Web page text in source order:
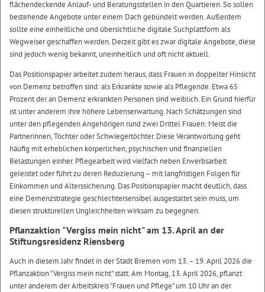
flächendeckende Anlauf- und Beratungsstellen in den Quartieren. So sollen
bestehende Angebote unter einem Dach gebündelt werden. Außerdem
sollte eine einheitliche und übersichtliche digitale Suchplattform als
Wegweiser geschaffen werden. Derzeit gibt es zwar digitale Angebote, diese
sind jedoch wenig bekannt, uneinheitlich und oft nicht aktuell.
Das Positionspapier arbeitet zudem heraus, dass Frauen in doppelter Hinsicht
von Demenz betroffen sind: als Erkrankte sowie als Pflegende. Etwa 65
Prozent der an Demenz erkrankten Personen sind weiblich. Ein Grund hierfür
ist unter anderem ihre höhere Lebenserwartung. Nach Schätzungen sind
unter den pflegenden Angehörigen rund zwei Drittel Frauen: Meist die
Partnerinnen, Töchter oder Schwiegertöchter. Diese Verantwortung geht
häufig mit erheblichen körperlichen, psychischen und finanziellen
Belastungen einher. Pflegearbeit wird vielfach neben Erwerbsarbeit
geleistet oder führt zu deren Reduzierung – mit langfristigen Folgen für
Einkommen und Alterssicherung. Das Positionspapier macht deutlich, dass
eine Demenzstrategie geschlechtersensibel ausgestaltet sein muss, um
diesen strukturellen Ungleichheiten wirksam zu begegnen.
Pflanzaktion "Vergiss mein nicht" am 13. April an der
Stiftungsresidenz Riensberg
Auch in diesem Jahr findet in der Stadt Bremen vom 13. – 19. April 2026 die
Pflanzaktion "Vergiss mein nicht" statt. Am Montag, 13. April 2026, pflanzt
unter anderem der Arbeitskreis "Frauen und Pflege" um 10 Uhr an der